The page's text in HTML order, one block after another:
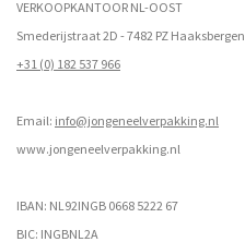
VERKOOPKANTOOR NL-OOST
Smederijstraat 2D - 7482 PZ Haaksbergen
+31 (0) 182 537 966
Email: info@jongeneelverpakking.nl
www.jongeneelverpakking.nl
IBAN: NL92INGB 0668 5222 67
BIC: INGBNL2A